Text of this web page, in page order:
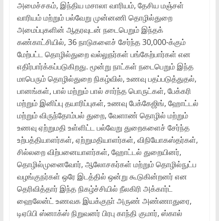
அமைச்சகம், இந்திய மசாலா வாரியம், தேசிய மஞ்சள்
வாரியம் மற்றும் பல்வேறு முன்னணி தொழில்துறை
அமைப்புகளின் ஆதரவுடன் நடைபெறும் இந்தக்
கண்காட்சியில், 36 நாடுகளைச் சேர்ந்த 30,000-க்கும்
மேற்பட்ட தொழில்துறை வல்லுநர்கள் பங்கேற்பார்கள் என
எதிர்பார்க்கப்படுகிறது. மூன்று நாட்கள் நடைபெறும் இந்த
மாபெரும் தொழில்துறை நிகழ்வில், உணவு பதப்படுத்துதல்,
பானங்கள், பால் மற்றும் பால் சார்ந்த பொருட்கள், பேக்கரி
மற்றும் இனிப்பு தயாரிப்புகள், உணவு பேக்கேஜிங், ஹோட்டல்
மற்றும் விருந்தோம்பல் துறை, வேளாண் தொழில் மற்றும்
உணவு ஏற்றுமதி உள்ளிட்ட பல்வேறு துறைகளைச் சேர்ந்த
உற்பத்தியாளர்கள், ஏற்றுமதியாளர்கள், விநியோகஸ்தர்கள்,
சில்லறை விற்பனையாளர்கள், ஹோட்டல் துறையினர்,
தொழில்முனைவோர், ஆலோசகர்கள் மற்றும் தொழில்நுட்ப
வழங்குநர்கள் ஒரே இடத்தில் ஒன்று கூடுகின்றனர் என
தெரிவித்தார் இந்த நிகழ்ச்சியில் நீலகிரி அக்கார்ட்
ஹைலேன்ட் உணவக இயக்குநா் அருண் அண்ணாதுரை,
டிஏபிபி ஸ்னாக்ஸ் நிறுவனர் பிரபு காந்தி குமார், ஸ்கால்